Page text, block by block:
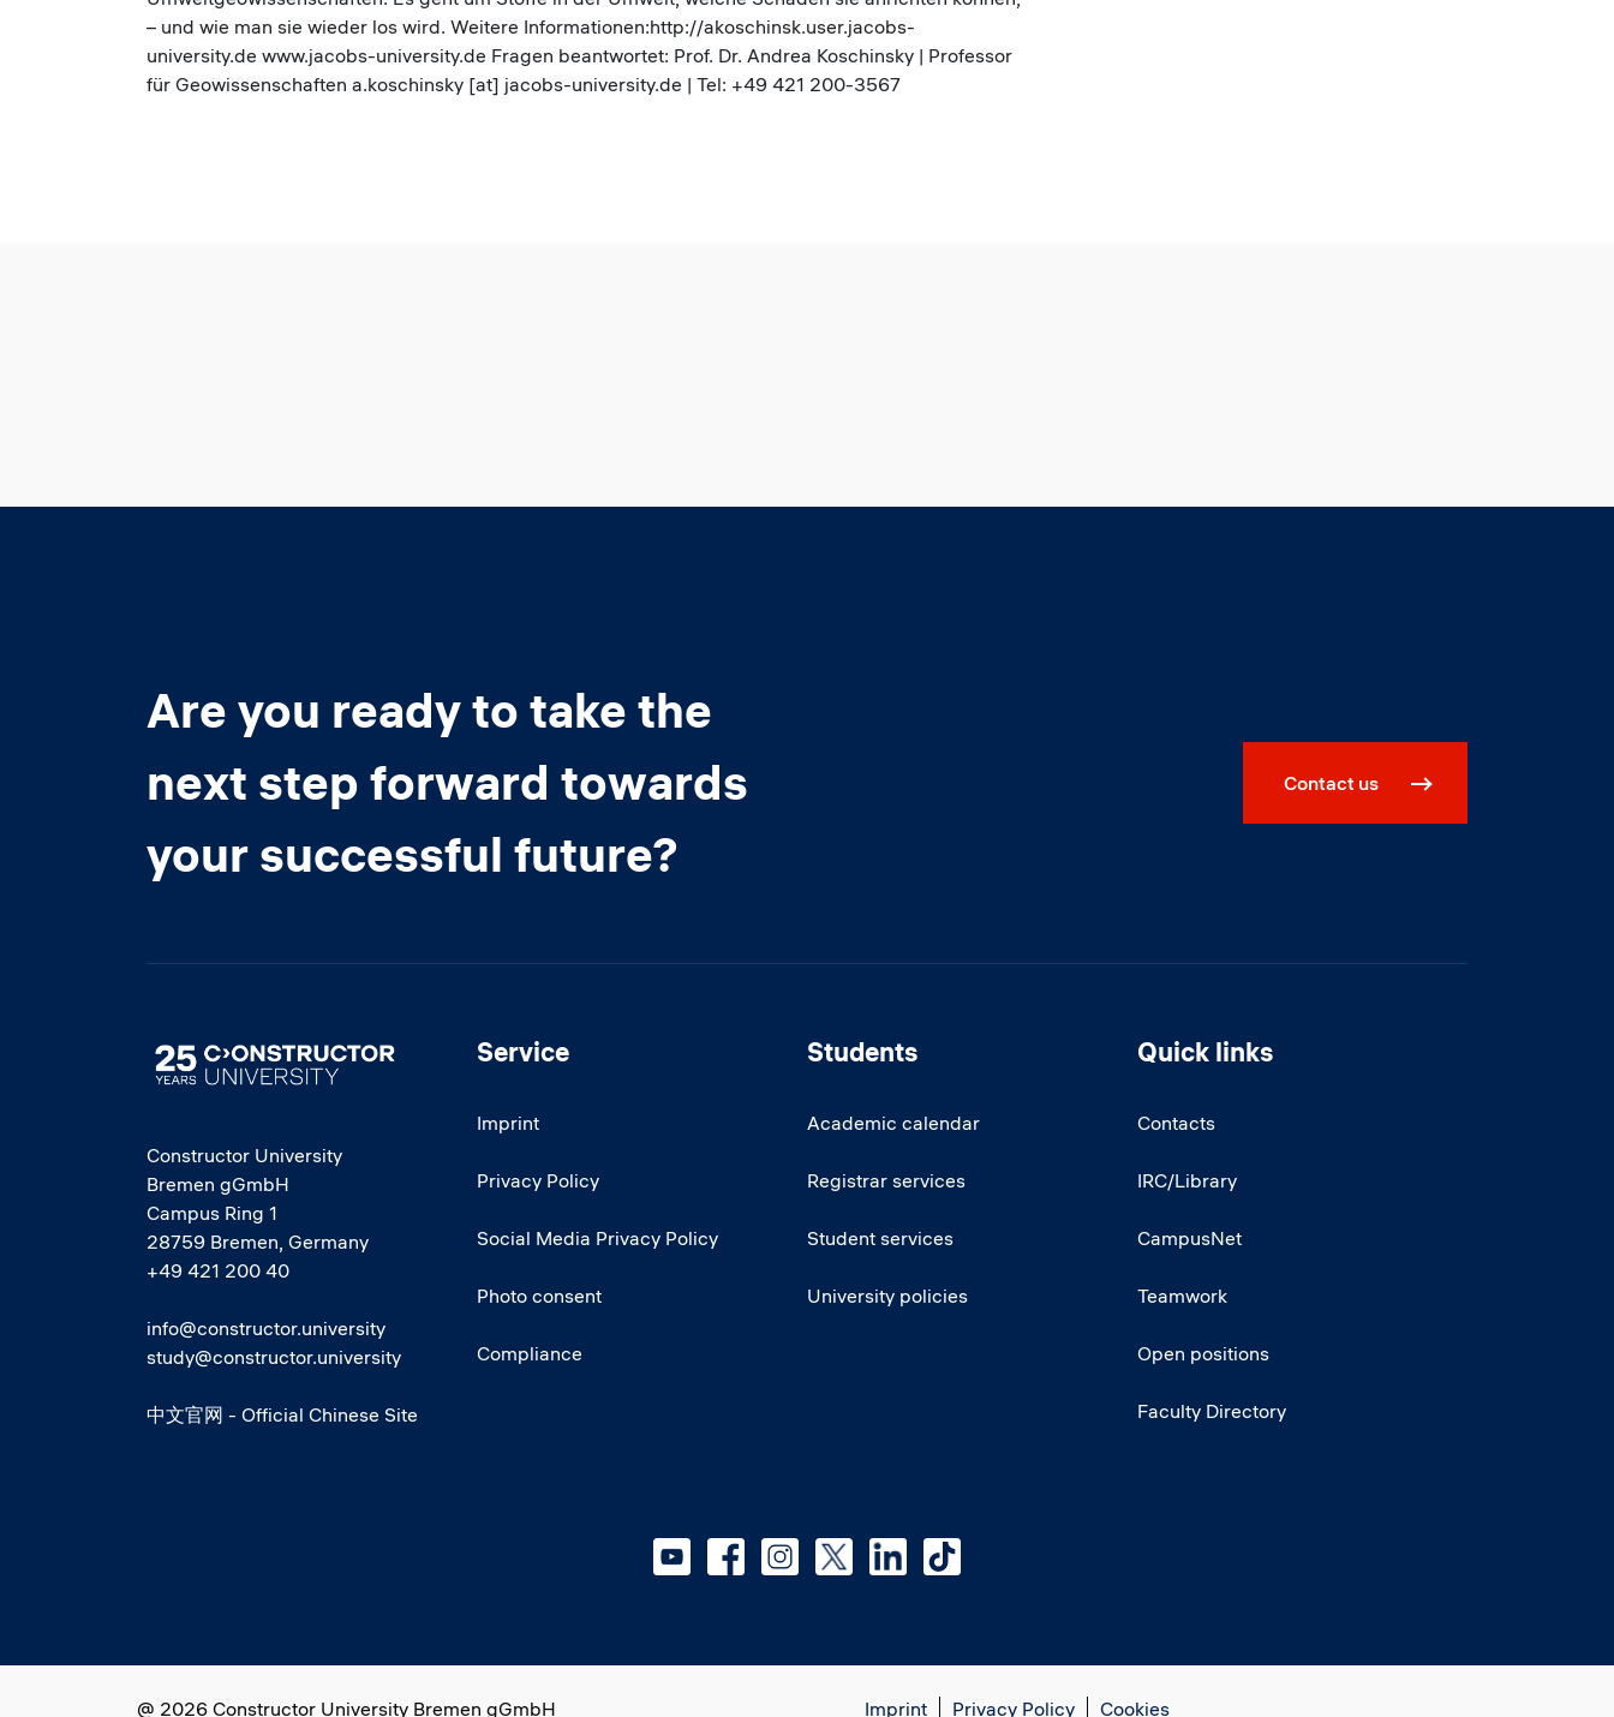
– und wie man sie wieder los wird. Weitere Informationen:http://akoschinsk.user.jacobs-
university.de www.jacobs-university.de Fragen beantwortet: Prof. Dr. Andrea Koschinsky | Professor
für Geowissenschaften a.koschinsky [at] jacobs-university.de | Tel: +49 421 200-3567
Are you ready to take the
next step forward towards
your successful future?
Contact us
Image
Constructor University
Bremen gGmbH
Campus Ring 1
28759 Bremen, Germany
+49 421 200 40
info@constructor.university
study@constructor.university
中文官网 - Official Chinese Site
Service
Imprint
Privacy Policy
Social Media Privacy Policy
Photo consent
Compliance
Students
Academic calendar
Registrar services
Student services
University policies
Quick links
Contacts
IRC/Library
CampusNet
Teamwork
Open positions
Faculty Directory
@ 2026 Constructor University Bremen gGmbH Imprint Privacy Policy Cookies